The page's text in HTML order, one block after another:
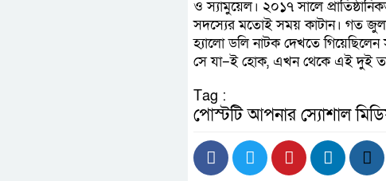
ও স্যামুয়েল। ২০১৭ সালে
সদস্যের মতোই সময় কাটান। গত
হ্যালো ডলি নাটক দেখতে
সে যা–ই হোক, এখন থেকে এই দুই
Tag :
পোস্টটি আপনার স্যোশাল